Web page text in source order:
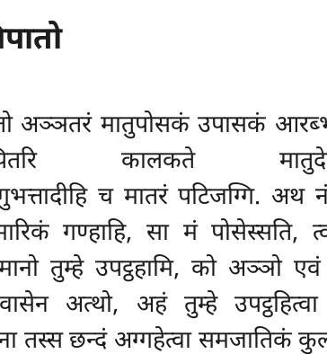
अञ्ञतरं मातुपोसकं उपासकं
कालकते
च मातरं पटिजग्गि. अथ
गण्हाहि, सा मं पोसेस्सति,
तुम्हे उपट्ठहामि, को अञ्ञो एवं
अत्थो, अहं तुम्हे
तस्स छन्दं अग्गहेत्वा समजातिकं